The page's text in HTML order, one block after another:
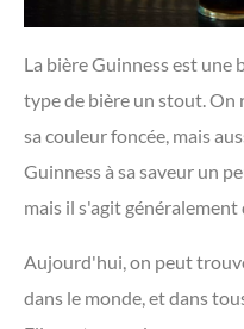
La bière Guinness est une
type de bière un stout. On
sa couleur foncée, mais
Guinness à sa saveur un
mais il s'agit généralement
Aujourd'hui, on peut
dans le monde, et dans